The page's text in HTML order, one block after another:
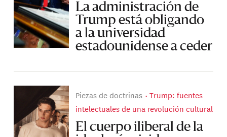
La administración de
Trump está obligando
a la universidad
estadounidense a ceder
Piezas de doctrinas
Trump: fuentes
intelectuales de una revolución cultural
El cuerpo iliberal de la